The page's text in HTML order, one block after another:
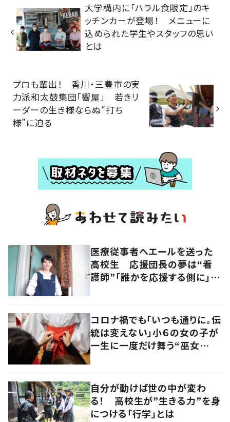
大学構内に「ハラル食限定」のキ
ッチンカーが登場！ メニューに
込められた学生やスタッフの思い
とは
プロも輩出！ 香川・三豊市の実
力派和太鼓集団「響屋」 若きリ
ーダーの生き様ならぬ“打ち
様”に迫る
医療従事者へエールを送った
高校生 応援団長の夢は“看
護師”「誰かを応援する側に」
コロナ禍でも「いつも通りに。伝
統は変えない」小６の女の子が
一生に一度だけ舞う“巫女
自分が動けば世の中が変わ
る！ 高校生が”生きる力”を身
につける「行学」とは